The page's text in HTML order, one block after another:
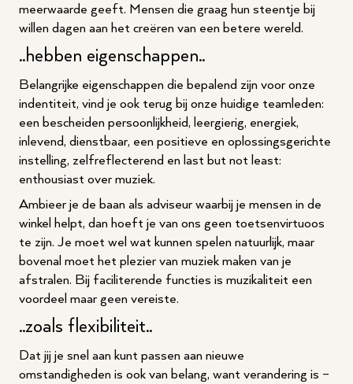
meerwaarde geeft. Mensen die graag hun steentje bij
willen dagen aan het creëren van een betere wereld.
..hebben eigenschappen..
Belangrijke eigenschappen die bepalend zijn voor onze
indentiteit, vind je ook terug bij onze huidige teamleden:
een bescheiden persoonlijkheid, leergierig, energiek,
inlevend, dienstbaar, een positieve en oplossingsgerichte
instelling, zelfreflecterend en last but not least:
enthousiast over muziek.
Ambieer je de baan als adviseur waarbij je mensen in de
winkel helpt, dan hoeft je van ons geen toetsenvirtuoos
te zijn. Je moet wel wat kunnen spelen natuurlijk, maar
bovenal moet het plezier van muziek maken van je
afstralen. Bij faciliterende functies is muzikaliteit een
voordeel maar geen vereiste.
..zoals flexibiliteit..
Dat jij je snel aan kunt passen aan nieuwe
omstandigheden is ook van belang, want verandering is –